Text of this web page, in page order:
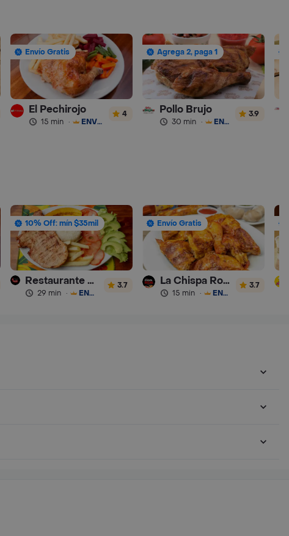
Envío Gratis
El Pechirojo
15 min · ENVÍO GRATIS
4
Agrega 2, paga 1
Pollo Brujo
30 min · ENVÍO GRATIS
3.9
10% Off: mín $35mil
Restaurante Parrilla el Huerto
29 min · ENVÍO GRATIS
3.7
Envío Gratis
La Chispa Roja - Pollo
15 min · ENVÍO GRATIS
3.7